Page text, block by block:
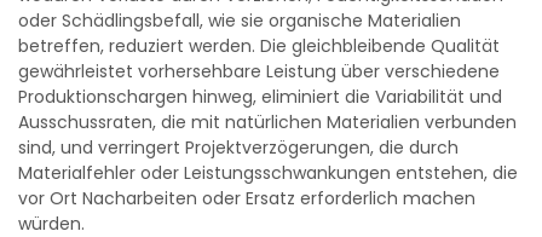
oder Schädlingsbefall, wie sie organische Materialien
betreffen, reduziert werden. Die gleichbleibende Qualität
gewährleistet vorhersehbare Leistung über verschiedene
Produktionschargen hinweg, eliminiert die Variabilität und
Ausschussraten, die mit natürlichen Materialien verbunden
sind, und verringert Projektverzögerungen, die durch
Materialfehler oder Leistungsschwankungen entstehen, die
vor Ort Nacharbeiten oder Ersatz erforderlich machen
würden.